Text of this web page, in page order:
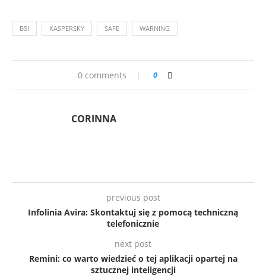
BSI KASPERSKY SAFE WARNING
0 comments 0
CORINNA
previous post
Infolinia Avira: Skontaktuj się z pomocą techniczną
telefonicznie
next post
Remini: co warto wiedzieć o tej aplikacji opartej na
sztucznej inteligencji